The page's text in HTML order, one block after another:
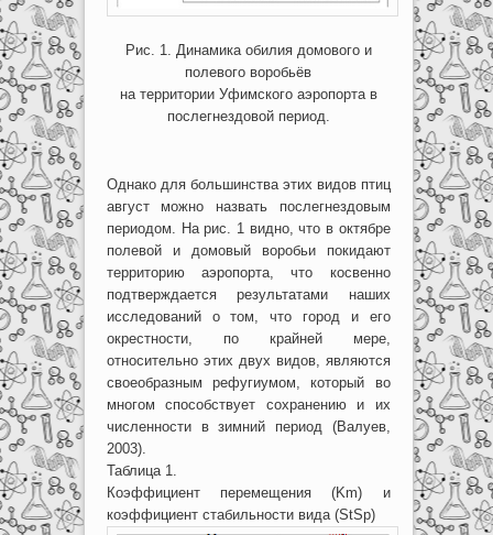
Рис. 1. Динамика обилия домового и
полевого воробьёв
на территории Уфимского аэропорта в
послегнездовой период.
Однако для большинства этих видов птиц
август можно назвать послегнездовым
периодом. На рис. 1 видно, что в октябре
полевой и домовый воробьи покидают
территорию аэропорта, что косвенно
подтверждается результатами наших
исследований о том, что город и его
окрестности, по крайней мере,
относительно этих двух видов, являются
своеобразным рефугиумом, который во
многом способствует сохранению и их
численности в зимний период (Валуев,
2003).
Таблица 1.
Коэффициент перемещения (Km) и
коэффициент стабильности вида (StSp)